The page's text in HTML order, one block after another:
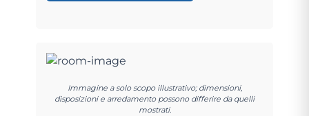
Immagine a solo scopo illustrativo; dimensioni,
disposizioni e arredamento possono differire da quelli
mostrati.